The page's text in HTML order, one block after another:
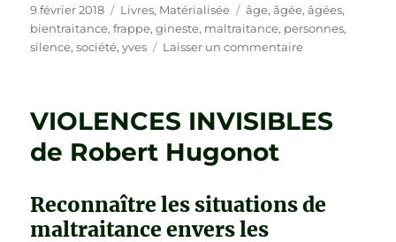
Publié
le
9 février 2018 Catégories
Livres, Matérialisée Étiquettes
âge,âgée,âgées,
bientraitance,frappe,gineste, maltraitance, personnes,
silence,société,yves Laisser un commentairesur
de
VIOLENCES INVISIBLES
de Robert Hugonot
Reconnaître les situations de
maltraitance envers les